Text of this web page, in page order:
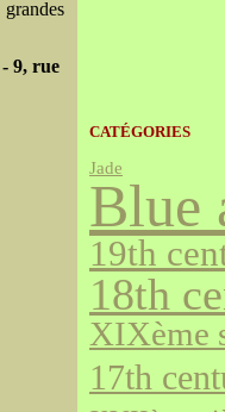
9, rue
CATÉGORIES
Jade
Blue
19th
18th
XIXème
17th